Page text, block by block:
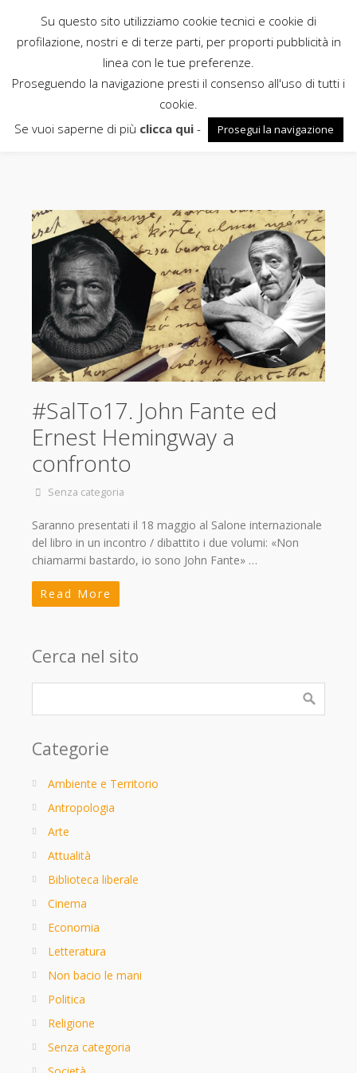
Rubbettino
Marelli
#SalTo17. John Fante ed
Ernest Hemingway a
confronto
Senza categoria
Saranno presentati il 18 maggio al Salone internazionale
del libro in un incontro / dibattito i due volumi: «Non
chiamarmi bastardo, io sono John Fante» …
Read More
Cerca nel sito
Categorie
Ambiente e Territorio
Antropologia
Arte
Attualità
Biblioteca liberale
Cinema
Economia
Letteratura
Non bacio le mani
Politica
Religione
Senza categoria
Su questo sito utilizziamo cookie tecnici e cookie di
profilazione, nostri e di terze parti, per proporti pubblicità in
linea con le tue preferenze.
Proseguendo la navigazione presti il consenso all'uso di tutti i
cookie.
Se vuoi saperne di più clicca qui- Prosegui la navigazione